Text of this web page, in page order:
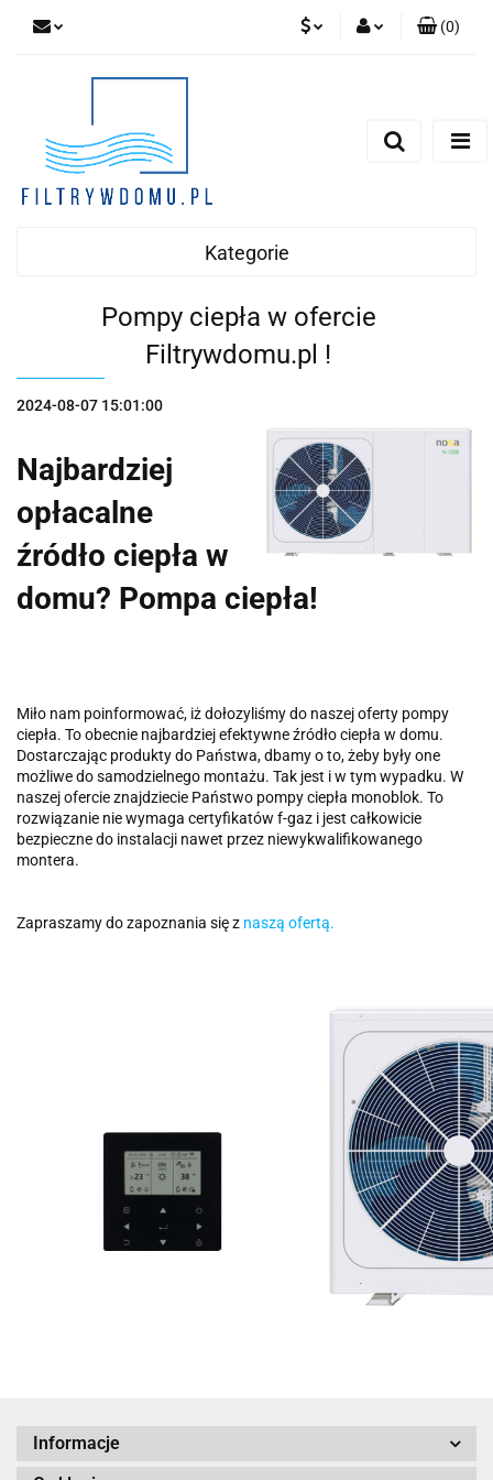
(0)
Kategorie
Pompy ciepła w ofercie
Filtrywdomu.pl !
2024-08-07 15:01:00
Najbardziej
opłacalne
źródło ciepła w
domu? Pompa ciepła!
Miło nam poinformować, iż dołozyliśmy do naszej oferty pompy
ciepła. To obecnie najbardziej efektywne źródło ciepła w domu.
Dostarczając produkty do Państwa, dbamy o to, żeby były one
możliwe do samodzielnego montażu. Tak jest i w tym wypadku. W
naszej ofercie znajdziecie Państwo pompy ciepła monoblok. To
rozwiązanie nie wymaga certyfikatów f-gaz i jest całkowicie
bezpieczne do instalacji nawet przez niewykwalifikowanego
montera.
Zapraszamy do zapoznania się z naszą ofertą.
Informacje